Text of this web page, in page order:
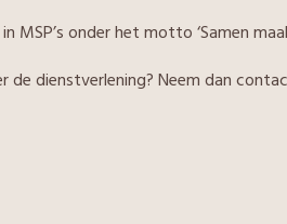
MSP’s onder het motto ‘Samen
dienstverlening? Neem dan